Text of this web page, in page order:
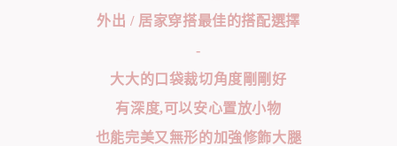
外出 / 居家穿搭最佳的搭配選擇
-
大大的口袋裁切角度剛剛好
有深度,可以安心置放小物
也能完美又無形的加強修飾大腿